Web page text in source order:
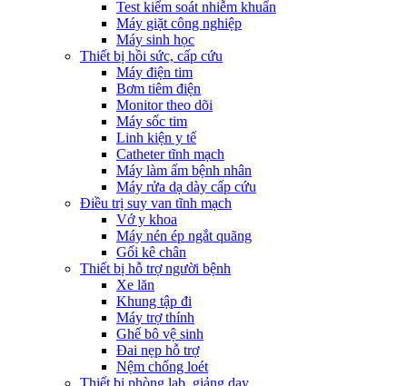
Test kiểm soát nhiễm khuẩn
Máy giặt công nghiệp
Máy sinh học
Thiết bị hồi sức, cấp cứu
Máy điện tim
Bơm tiêm điện
Monitor theo dõi
Máy sốc tim
Linh kiện y tế
Catheter tĩnh mạch
Máy làm ấm bệnh nhân
Máy rửa dạ dày cấp cứu
Điều trị suy van tĩnh mạch
Vớ y khoa
Máy nén ép ngắt quãng
Gối kê chân
Thiết bị hỗ trợ người bệnh
Xe lăn
Khung tập đi
Máy trợ thính
Ghế bô vệ sinh
Đai nẹp hỗ trợ
Nệm chống loét
Thiết bị phòng lab, giảng dạy